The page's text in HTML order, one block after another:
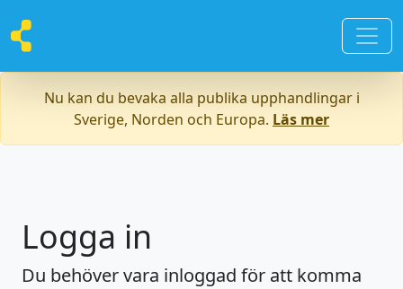
Nu kan du bevaka alla publika upphandlingar i
Sverige, Norden och Europa. Läs mer
Logga in
Du behöver vara inloggad för att komma